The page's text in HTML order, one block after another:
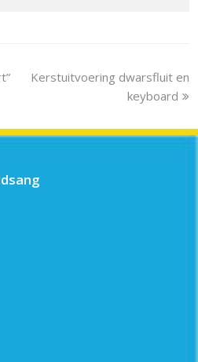
next
Kerstuitvoering dwarsfluit en
keyboard